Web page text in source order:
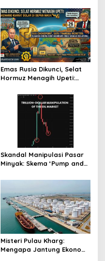
Emas Rusia Dikunci, Selat
Hormuz Menagih Upeti:
Depan Mata!
Skandal Manipulasi Pasar
Minyak: Skema ‘Pump and
Balik Gejolak Harga Global
Misteri Pulau Kharg:
Mengapa Jantung Ekonomi